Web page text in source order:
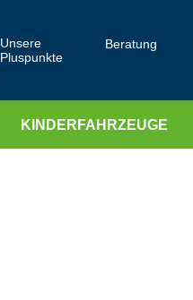
Unsere
Pluspunkte
Beratung
KINDERFAHRZEUGE